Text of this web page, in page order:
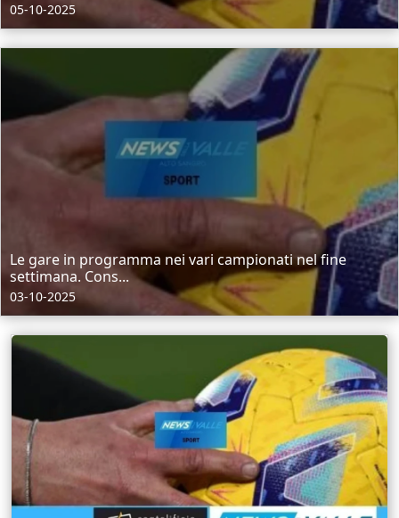
05-10-2025
Le gare in programma nei vari campionati nel fine
settimana. Cons...
03-10-2025